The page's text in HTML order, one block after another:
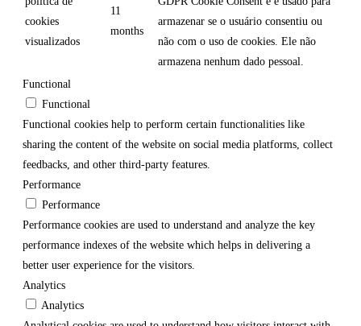
cookies
visualizados
11
months
armazenar se o usuário consentiu ou
não com o uso de cookies. Ele não
armazena nenhum dado pessoal.
Functional
Functional
Functional cookies help to perform certain functionalities like
sharing the content of the website on social media platforms, collect
feedbacks, and other third-party features.
Performance
Performance
Performance cookies are used to understand and analyze the key
performance indexes of the website which helps in delivering a
better user experience for the visitors.
Analytics
Analytics